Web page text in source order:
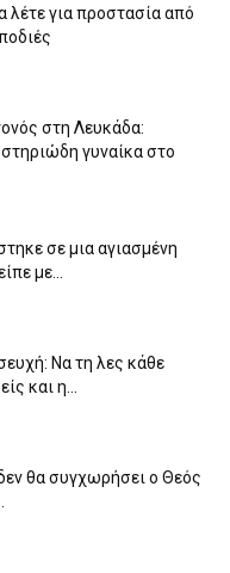
λέτε για προστασία από
στη Λευκάδα:
γυναίκα στο
σε μια αγιασμένη
με...
Να τη λες κάθε
και η...
θα συγχωρήσει ο Θεός